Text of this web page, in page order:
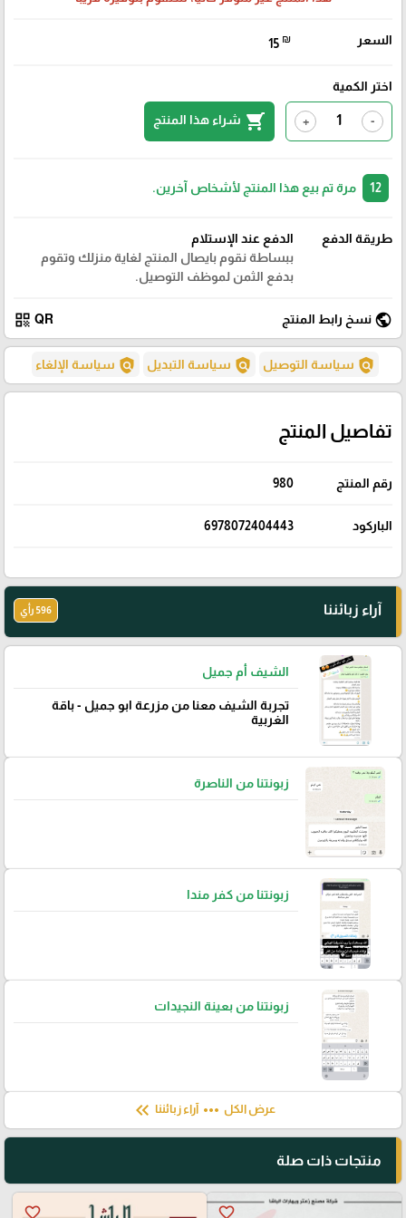
السعر 15 ₪
اختر الكمية
-
+
shopping_cart شراء هذا المنتج
مرة تم بيع هذا المنتج لأشخاص آخرين.
طريقة الدفع
الدفع عند الإستلام
ببساطة نقوم بايصال المنتج لغاية منزلك وتقوم
بدفع الثمن لموظف التوصيل.
public نسخ رابط المنتج QR
qr_code
policy سياسة التوصيل policy سياسة التبديل policy سياسة الإلغاء
تفاصيل المنتج
رقم المنتج 980
الباركود 6978072404443
آراء زبائننا 596 رأي
الشيف أم جميل
تجربة الشيف معنا من مزرعة ابو جميل - باقة
الغربية
زبونتنا من الناصرة
زبونتنا من كفر مندا
زبونتنا من بعينة النجيدات
عرض الكل more_horiz آراء زبائننا keyboard_double_arrow_left
منتجات ذات صلة
favorite_border
favorite_border